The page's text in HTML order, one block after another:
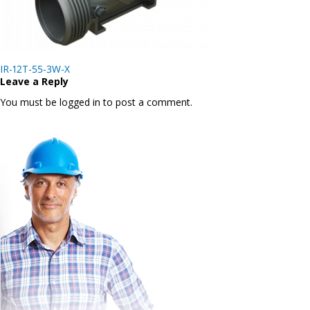
Post
navigation
IR-12T-55-3W-X
Leave a Reply
You must be logged in to post a comment.